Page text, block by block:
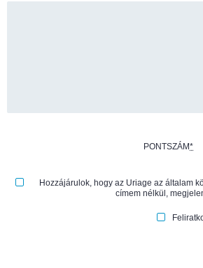
PONTSZÁM*
Hozzájárulok, hogy az Uriage az általam
címem nélkül,